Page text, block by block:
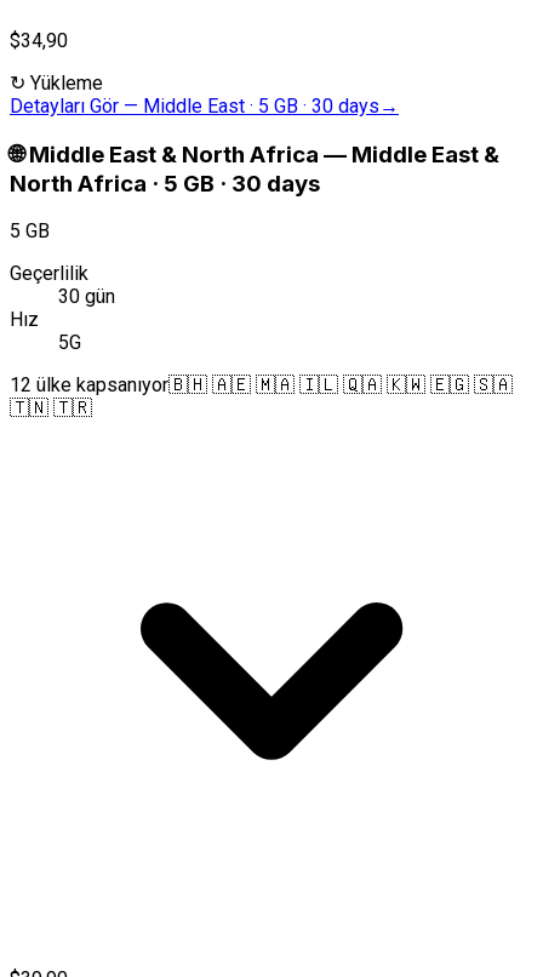
$34,90
↻ Yükleme
Detayları Gör — Middle East · 5 GB · 30 days →
🌐 Middle East & North Africa — Middle East &
North Africa · 5 GB · 30 days
5 GB
Geçerlilik
30 gün
Hız
5G
12 ülke kapsanıyor🇧🇭 🇦🇪 🇲🇦 🇮🇱 🇶🇦 🇰🇼 🇪🇬 🇸🇦
🇹🇳 🇹🇷